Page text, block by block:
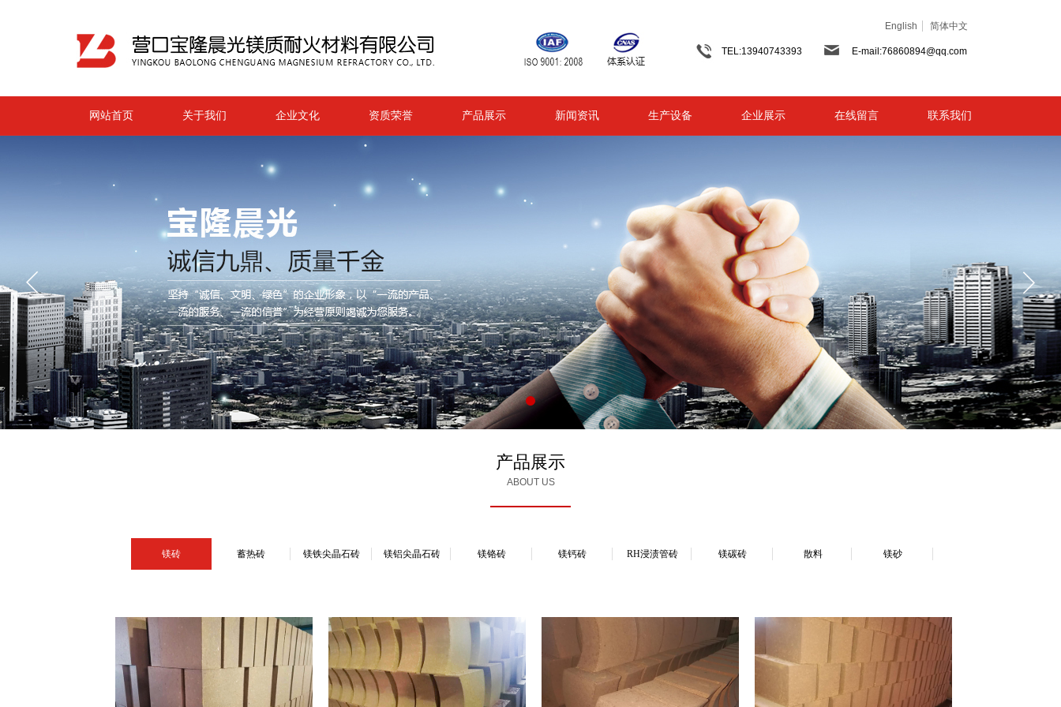
TEL:13940743393 E-mail:76860894@qq.com
网站首页 关于我们 企业文化 资质荣誉 产品展示 新闻资讯 生产设备 企业展示 在线留言 联系我们
English 简体中文
产品展示
ABOUT US
镁砖 蓄热砖 镁铁尖晶石砖 镁铝尖晶石砖 镁铬砖 镁钙砖 RH浸渍管砖 镁碳砖 散料 镁砂